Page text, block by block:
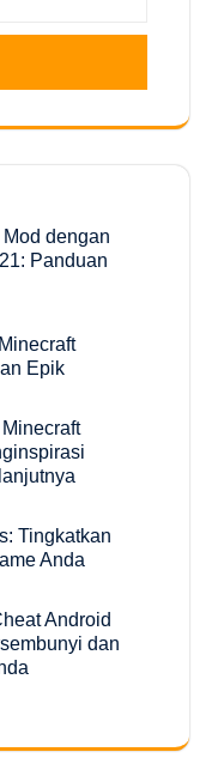
dengan
Panduan
Epik
Tingkatkan
Anda
Android
dan